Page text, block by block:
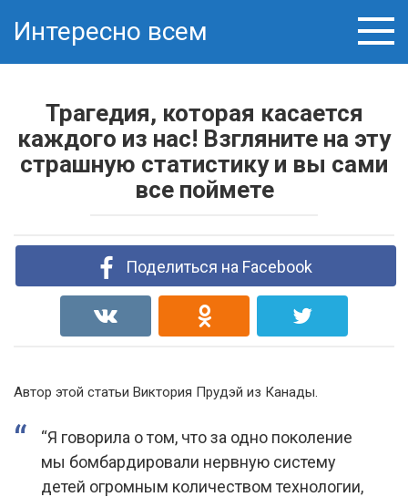
Интересно всем
Трагедия, которая касается
каждого из нас! Взгляните на эту
страшную статистику и вы сами
все поймете
Поделиться на Facebook
Автор этой статьи Виктория Прудэй из Канады.
“Я говорила о том, что за одно поколение
мы бомбардировали нервную систему
детей огромным количеством технологии,